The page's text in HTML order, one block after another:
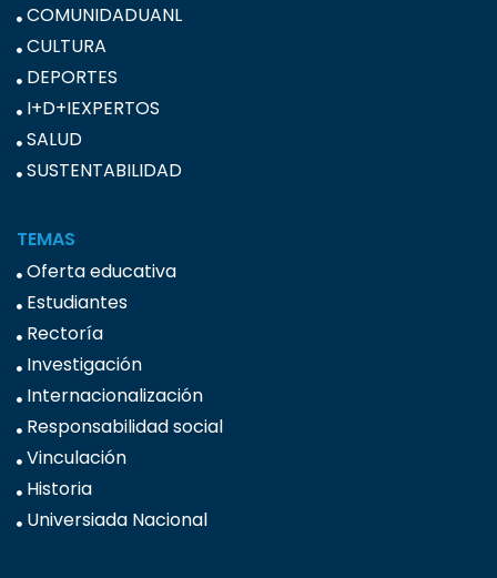
COMUNIDADUANL
CULTURA
DEPORTES
I+D+IEXPERTOS
SALUD
SUSTENTABILIDAD
TEMAS
Oferta educativa
Estudiantes
Rectoría
Investigación
Internacionalización
Responsabilidad social
Vinculación
Historia
Universiada Nacional